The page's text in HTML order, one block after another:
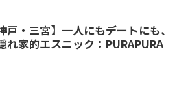
戸・三宮】一人にもデートにも、
れ家的エスニック：PURAPURA